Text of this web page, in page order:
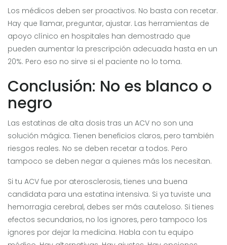
Los médicos deben ser proactivos. No basta con recetar.
Hay que llamar, preguntar, ajustar. Las herramientas de
apoyo clínico en hospitales han demostrado que
pueden aumentar la prescripción adecuada hasta en un
20%. Pero eso no sirve si el paciente no lo toma.
Conclusión: No es blanco o
negro
Las estatinas de alta dosis tras un ACV no son una
solución mágica. Tienen beneficios claros, pero también
riesgos reales. No se deben recetar a todos. Pero
tampoco se deben negar a quienes más los necesitan.
Si tu ACV fue por aterosclerosis, tienes una buena
candidata para una estatina intensiva. Si ya tuviste una
hemorragia cerebral, debes ser más cauteloso. Si tienes
efectos secundarios, no los ignores, pero tampoco los
ignores por dejar la medicina. Habla con tu equipo